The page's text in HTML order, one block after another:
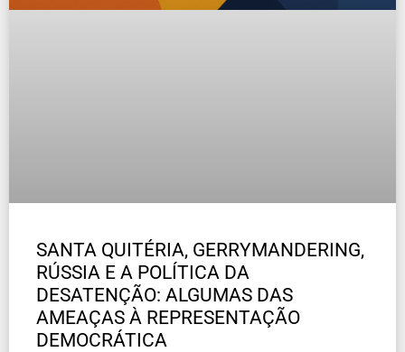
SANTA QUITÉRIA, GERRYMANDERING,
RÚSSIA E A POLÍTICA DA
DESATENÇÃO: ALGUMAS DAS
AMEAÇAS À REPRESENTAÇÃO
DEMOCRÁTICA